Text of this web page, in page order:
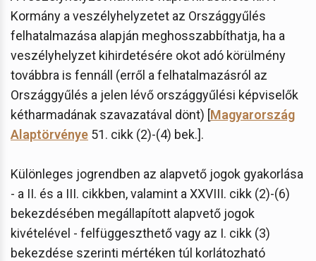
Kormány a veszélyhelyzetet az Országgyűlés
felhatalmazása alapján meghosszabbíthatja, ha a
veszélyhelyzet kihirdetésére okot adó körülmény
továbbra is fennáll (erről a felhatalmazásról az
Országgyűlés a jelen lévő országgyűlési képviselők
kétharmadának szavazatával dönt) [Magyarország
Alaptörvénye 51. cikk (2)-(4) bek.].
Különleges jogrendben az alapvető jogok gyakorlása
- a II. és a III. cikkben, valamint a XXVIII. cikk (2)-(6)
bekezdésében megállapított alapvető jogok
kivételével - felfüggeszthető vagy az I. cikk (3)
bekezdése szerinti mértéken túl korlátozható